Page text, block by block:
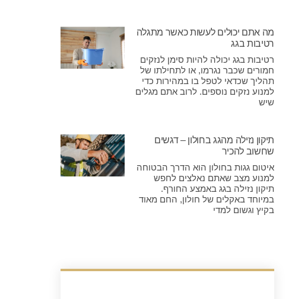
מה אתם יכולים לעשות כאשר מתגלה
רטיבות בגג
רטיבות בגג יכולה להיות סימן לנזקים
חמורים שכבר נגרמו, או לתחילתו של
תהליך שכדאי לטפל בו במהירות כדי
למנוע נזקים נוספים. לרוב אתם מגלים
שיש
תיקון נזילה מהגג בחולון – דגשים
שחשוב להכיר
איטום גגות בחולון הוא הדרך הבטוחה
למנוע מצב שאתם נאלצים לחפש
תיקון נזילה בגג באמצע החורף.
במיוחד באקלים של חולון, החם מאוד
בקיץ וגשום למדי